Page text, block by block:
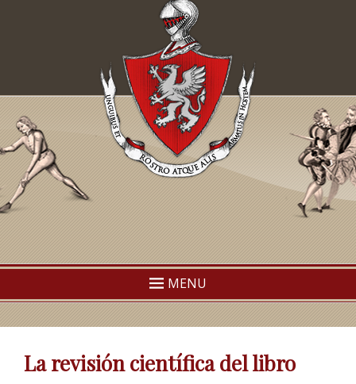
TEMAF
Traditional European Martial Arts Federation
MENU
La revisión científica del libro